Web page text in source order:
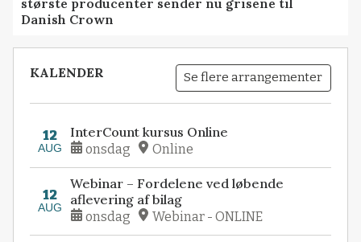
Danish Crown
KALENDER Se flere arrangementer
12
AUG
InterCount kursus Online
onsdag Online
12
AUG
Webinar – Fordelene ved løbende
aflevering af bilag
onsdag Webinar - ONLINE